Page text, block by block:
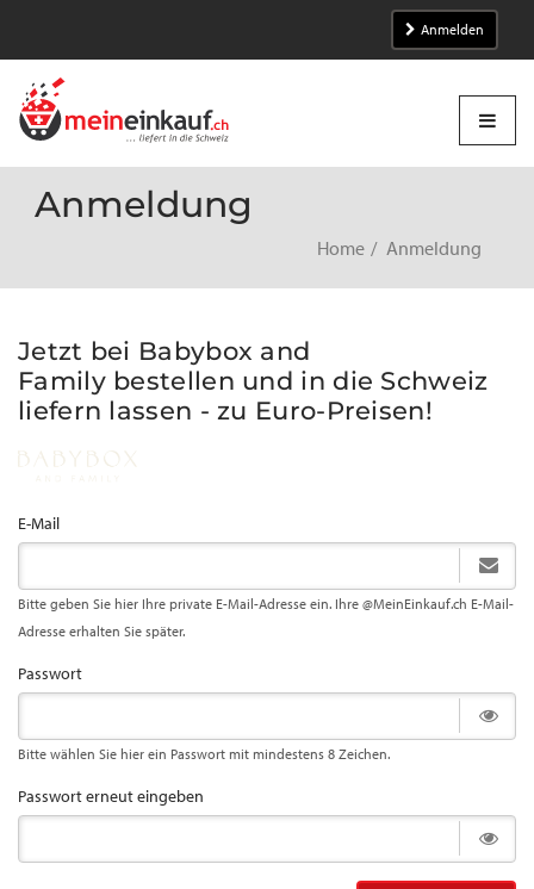
Anmelden
Anmeldung
Home Anmeldung
Jetzt bei Babybox and
Family bestellen und in die Schweiz
liefern lassen - zu Euro-Preisen!
E-Mail
Bitte geben Sie hier Ihre private E-Mail-Adresse ein. Ihre @MeinEinkauf.ch E-Mail-
Adresse erhalten Sie später.
Passwort
Bitte wählen Sie hier ein Passwort mit mindestens 8 Zeichen.
Passwort erneut eingeben